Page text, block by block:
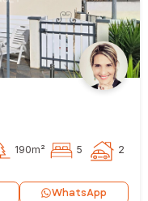
190m² 5 2
WhatsApp